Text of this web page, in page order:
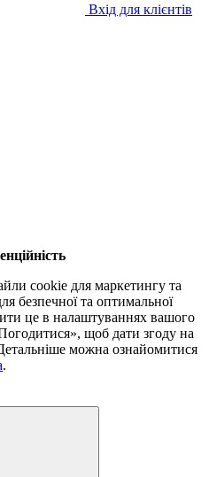
Вхід для клієнтів
cookie для маркетингу та
безпечної та оптимальної
це в налаштуваннях вашого
щоб дати згоду на
можна ознайомитися
.